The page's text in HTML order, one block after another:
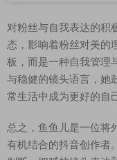
对粉丝与自我表达的积
态，影响着粉丝对美的
板，而是一种自我管理
与稳健的镜头语言，她
常生活中成为更好的自
总之，鱼鱼儿是一位将
有机结合的抖音创作者